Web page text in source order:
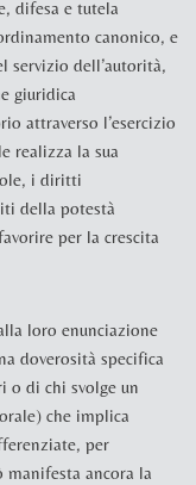
difesa e tutela
canonico, e
servizio dell’autorità,
giuridica
attraverso l’esercizio
realizza la sua
i diritti
della potestà
per la crescita
loro enunciazione
doverosità specifica
o di chi svolge un
che implica
per
manifesta ancora la